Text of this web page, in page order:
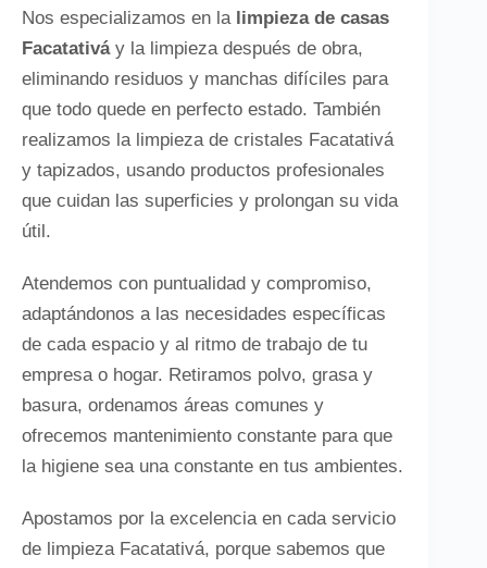
Nos especializamos en la limpieza de casas
Facatativáy la limpieza después de obra,
eliminando residuos y manchas difíciles para
que todo quede en perfecto estado. También
realizamos la limpieza de cristales Facatativá
y tapizados, usando productos profesionales
que cuidan las superficies y prolongan su vida
útil.
Atendemos con puntualidad y compromiso,
adaptándonos a las necesidades específicas
de cada espacio y al ritmo de trabajo de tu
empresa o hogar. Retiramos polvo, grasa y
basura, ordenamos áreas comunes y
ofrecemos mantenimiento constante para que
la higiene sea una constante en tus ambientes.
Apostamos por la excelencia en cada servicio
de limpieza Facatativá, porque sabemos que